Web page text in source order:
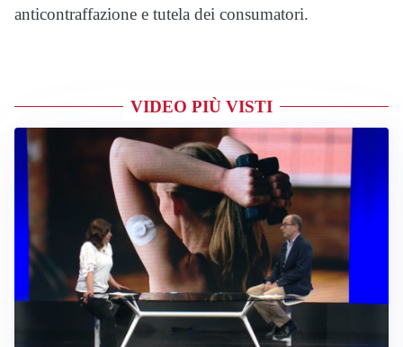
anticontraffazione e tutela dei consumatori.
VIDEO PIÙ VISTI